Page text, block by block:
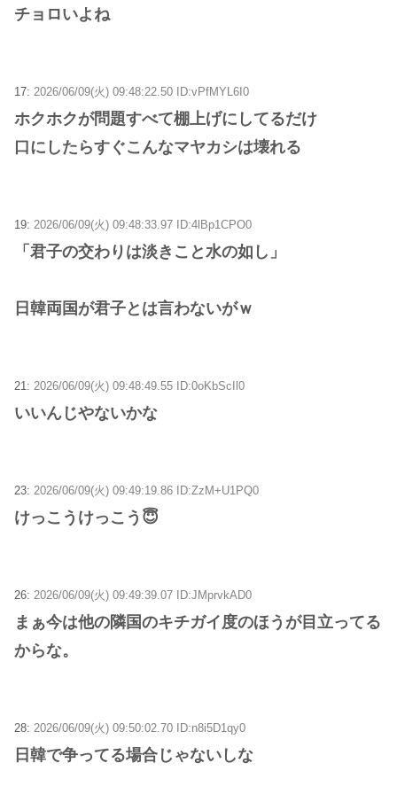
チョロいよね
17: 2026/06/09(火) 09:48:22.50 ID:vPfMYL6I0
ホクホクが問題すべて棚上げにしてるだけ
口にしたらすぐこんなマヤカシは壊れる
19: 2026/06/09(火) 09:48:33.97 ID:4lBp1CPO0
「君子の交わりは淡きこと水の如し」
日韓両国が君子とは言わないがｗ
21: 2026/06/09(火) 09:48:49.55 ID:0oKbScIl0
いいんじやないかな
23: 2026/06/09(火) 09:49:19.86 ID:ZzM+U1PQ0
けっこうけっこう😇
26: 2026/06/09(火) 09:49:39.07 ID:JMprvkAD0
まぁ今は他の隣国のキチガイ度のほうが目立ってる
からな。
28: 2026/06/09(火) 09:50:02.70 ID:n8i5D1qy0
日韓で争ってる場合じゃないしな